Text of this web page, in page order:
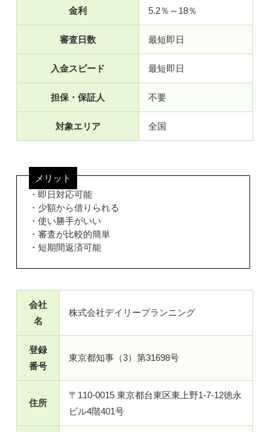
金利 5.2％～18％
審査日数 最短即日
入金スピード 最短即日
担保・保証人 不要
対象エリア 全国
メリット
・即日対応可能
・少額から借りられる
・使い勝手がいい
・審査が比較的簡単
・短期間返済可能
会社
名
株式会社デイリープランニング
登録
番号
東京都知事（3）第31698号
住所
〒110-0015 東京都台東区東上野1-7-12徳永
ビル4階401号